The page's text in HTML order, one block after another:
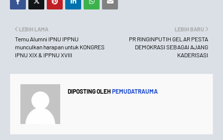
LEBIH BARU
PR RINGINPUTIH GELAR PESTA
DEMOKRASI SEBAGAI AJANG
KADERISASI
LEBIH LAMA
Temu Alumni IPNU IPPNU
munculkan harapan untuk KONGRES
IPNU XIX & IPPNU XVIII
DIPOSTING OLEH PEMUDATRAUMA